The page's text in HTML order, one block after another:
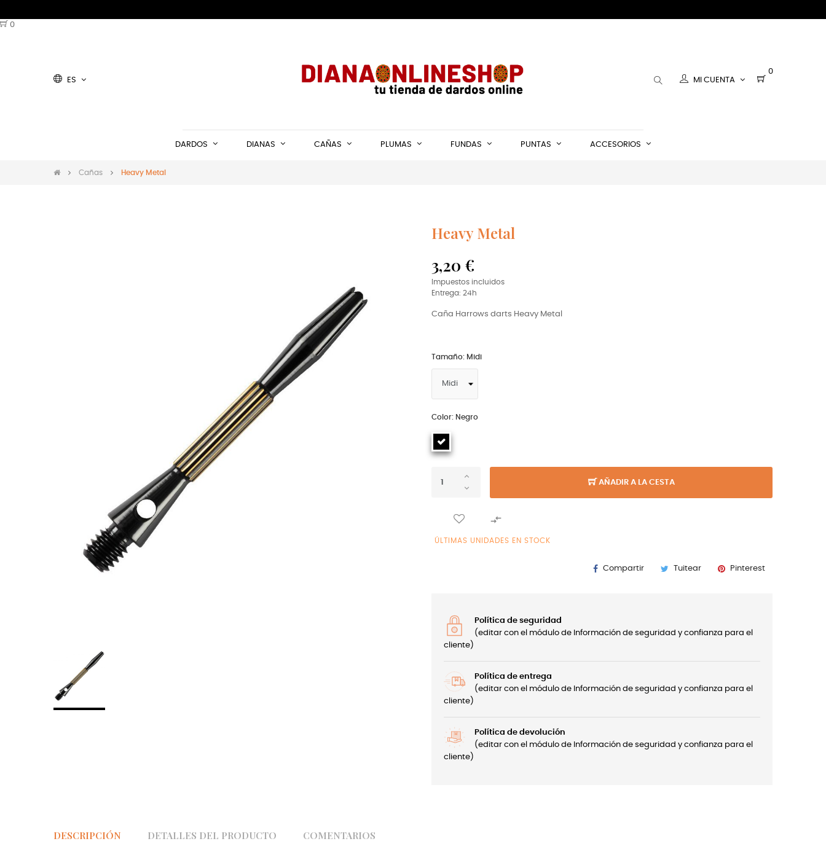
0
ES MI CUENTA
0
DARDOS DIANAS CAÑAS PLUMAS FUNDAS PUNTAS ACCESORIOS
Cañas Heavy Metal
Heavy Metal
3,20 €
Impuestos incluidos
Entrega: 24h
Caña Harrows darts Heavy Metal
Tamaño: Midi
Color: Negro
AÑADIR A LA CESTA

ÚLTIMAS UNIDADES EN STOCK
Compartir Tuitear Pinterest
Política de seguridad
(editar con el módulo de Información de seguridad y confianza para el
cliente)
Política de entrega
(editar con el módulo de Información de seguridad y confianza para el
cliente)
Política de devolución
(editar con el módulo de Información de seguridad y confianza para el
cliente)
DESCRIPCIÓN DETALLES DEL PRODUCTO COMENTARIOS